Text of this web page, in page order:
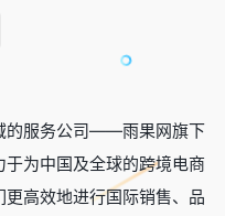
的服务公司——雨果网旗下
为中国及全球的跨境电商
高效地进行国际销售、品